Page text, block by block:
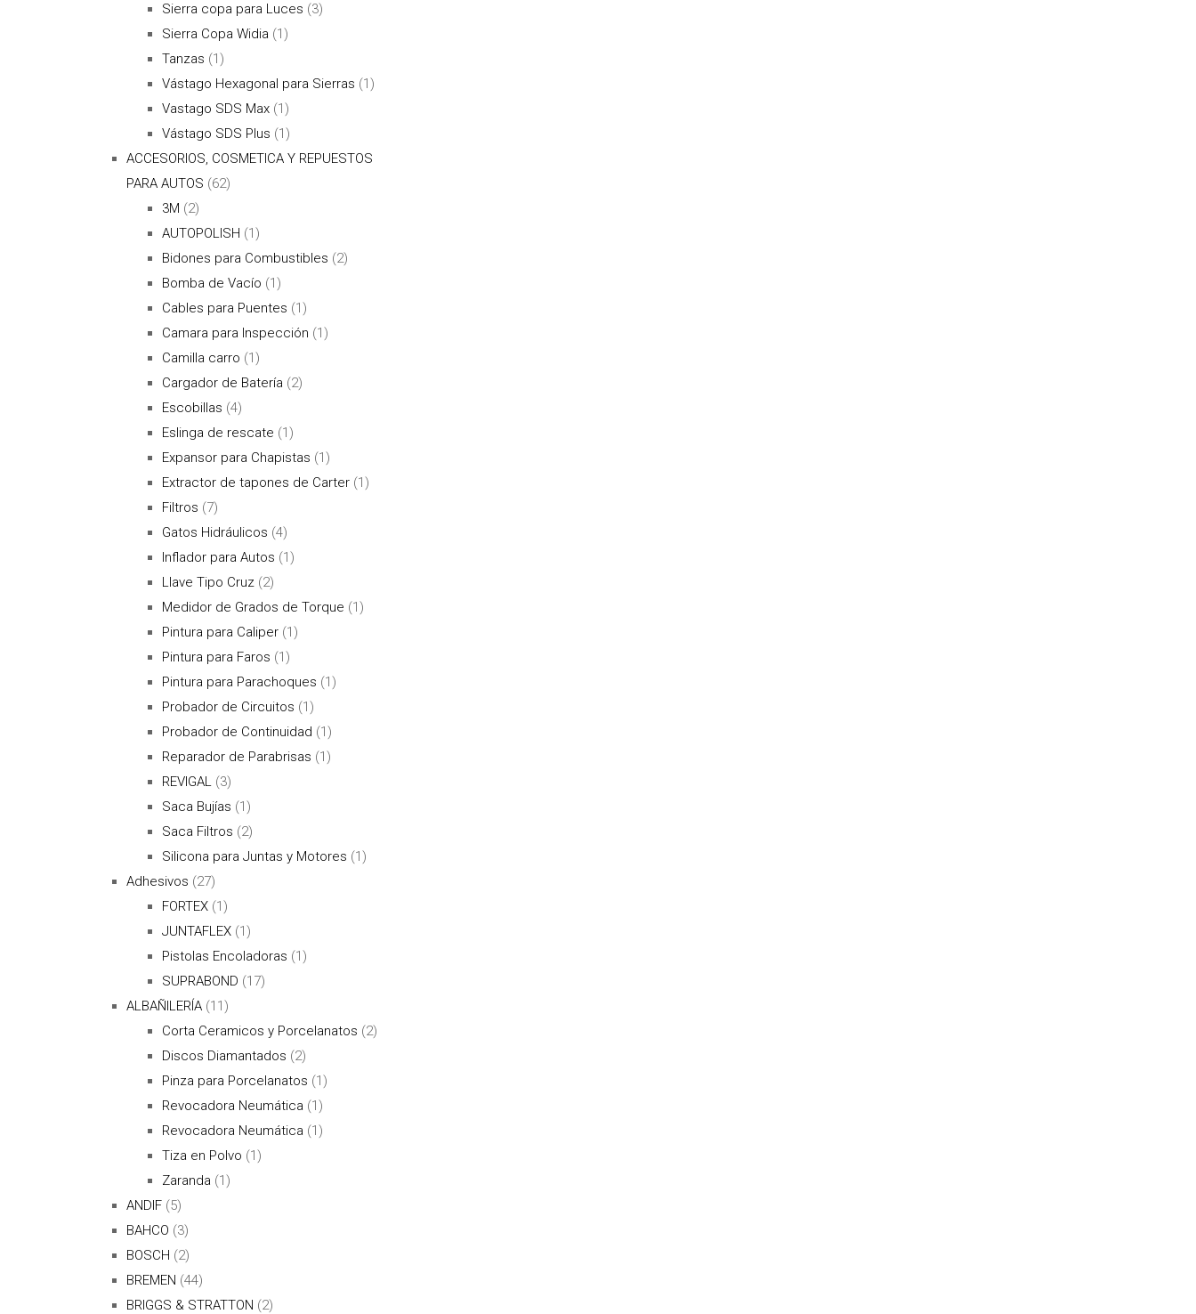
Sierra copa para Luces (3)
Sierra Copa Widia (1)
Tanzas (1)
Vástago Hexagonal para Sierras (1)
Vastago SDS Max (1)
Vástago SDS Plus (1)
ACCESORIOS, COSMETICA Y REPUESTOS
PARA AUTOS (62)
3M (2)
AUTOPOLISH (1)
Bidones para Combustibles (2)
Bomba de Vacío (1)
Cables para Puentes (1)
Camara para Inspección (1)
Camilla carro (1)
Cargador de Batería (2)
Escobillas (4)
Eslinga de rescate (1)
Expansor para Chapistas (1)
Extractor de tapones de Carter (1)
Filtros (7)
Gatos Hidráulicos (4)
Inflador para Autos (1)
Llave Tipo Cruz (2)
Medidor de Grados de Torque (1)
Pintura para Caliper (1)
Pintura para Faros (1)
Pintura para Parachoques (1)
Probador de Circuitos (1)
Probador de Continuidad (1)
Reparador de Parabrisas (1)
REVIGAL (3)
Saca Bujías (1)
Saca Filtros (2)
Silicona para Juntas y Motores (1)
Adhesivos (27)
FORTEX (1)
JUNTAFLEX (1)
Pistolas Encoladoras (1)
SUPRABOND (17)
ALBAÑILERÍA (11)
Corta Ceramicos y Porcelanatos (2)
Discos Diamantados (2)
Pinza para Porcelanatos (1)
Revocadora Neumática (1)
Revocadora Neumática (1)
Tiza en Polvo (1)
Zaranda (1)
ANDIF (5)
BAHCO (3)
BOSCH (2)
BREMEN (44)
BRIGGS & STRATTON (2)